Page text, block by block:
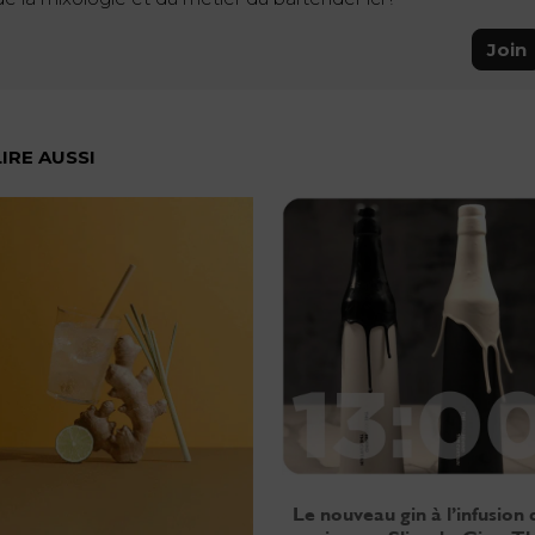
Join
AUSSI
Le nouveau gin à l’infusion